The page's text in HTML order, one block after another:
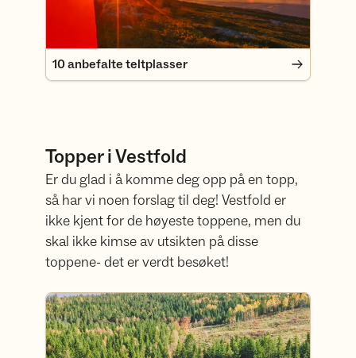
10 anbefalte teltplasser
Topper i Vestfold
Er du glad i å komme deg opp på en topp,
så har vi noen forslag til deg! Vestfold er
ikke kjent for de høyeste toppene, men du
skal ikke kimse av utsikten på disse
toppene- det er verdt besøket!
13 topper i Vestfold